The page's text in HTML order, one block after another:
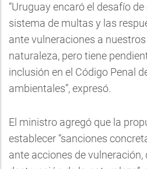
“Uruguay encaró el desafío
sistema de multas y las
ante vulneraciones a
naturaleza, pero tiene
inclusión en el Código Penal
ambientales”, expresó.
El ministro agregó que la
establecer “sanciones
ante acciones de vulneración,